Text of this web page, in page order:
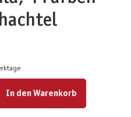
benutze die Schaltflächen um die Anzahl zu
In den Warenkorb